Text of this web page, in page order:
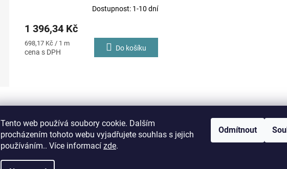
Tento web používá soubory cookie. Dalším
procházením tohoto webu vyjadřujete souhlas s jejich
používáním.. Více informací zde.
Odmítnout
Dostupnost: 1-10 dní
1 396,34 Kč
Měrná
cena:
698,17 Kč / 1 m
Do košíku
á
a
c
í
konzultační hodiny Bezplatná cenová nabídka